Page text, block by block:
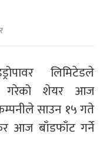
लिमिटेडले
गरेको शेयर आज
साउन १५ गते
आज बाँडफाँट गर्ने